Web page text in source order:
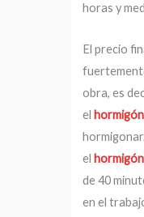
horas y
El precio
obra, es
el hormigón
el hormigón
de 40
en el